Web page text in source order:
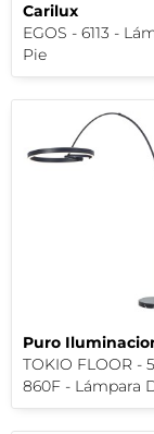
Carilux
EGOS - 6113 -
Pie
Puro
TOKIO FLOOR -
860F - Lámpara